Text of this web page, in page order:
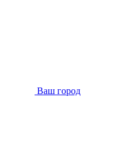
Ваш город